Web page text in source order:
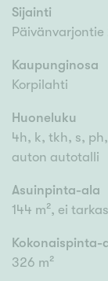
Sijainti
Päivänvarjontie
Kaupunginosa
Korpilahti
Huoneluku
4h, k, tkh, s,
auton autotalli
Asuinpinta-ala
144 m², ei
Kokonaispinta-
326 m²